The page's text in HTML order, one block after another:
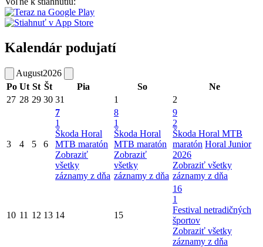
Kalendár podujatí
August2026
Po Ut St Št Pia So
Ne
27 28 29 30 31 1 2
3 4 5 6
7
1
Škoda Horal
MTB maratón
Zobraziť
všetky
záznamy z dňa
8
1
Škoda Horal
MTB maratón
Zobraziť
všetky
záznamy z dňa
9
2
Škoda Horal MTB
maratón Horal Junior
2026
Zobraziť všetky
záznamy z dňa
10 11 12 13 14 15
16
1
Festival netradičných
športov
Zobraziť všetky
záznamy z dňa